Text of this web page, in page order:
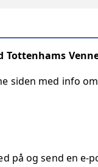
Tottenhams
siden med info
på og send en e-